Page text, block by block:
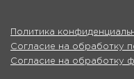
Политика
Согласие на обработку
Согласие на обработку